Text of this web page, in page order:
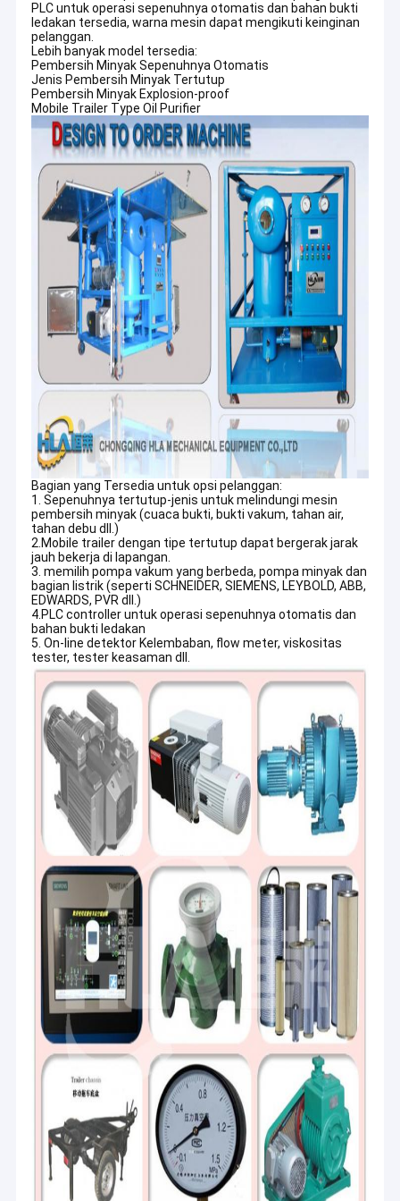
Tur Pabrik
Kontrol kualitas
Hubungi kami
Berita
Permintaan Penawaran
Mesin Pembersih Minyak Transformator
Mesin Filtrasi Minyak Transformator
Pembersih oli ponsel
pembersih minyak lube
Mesin Filtrasi Minyak Turbin
Mesin Pembersih Minyak Goreng
Unit Pompa Vakum
Sentrifugal Pembersih minyak
Kekosongan Pembersih minyak
Mesin Pembersih Minyak Portabel
Pemurni Minyak Bahan Bakar
Sistem Filtrasi Minyak Industri
Peralatan Pengujian Oli
Plat Frame Pembersih minyak
Bagian filter
PLC untuk operasi sepenuhnya otomatis dan bahan bukti
ledakan tersedia, warna mesin dapat mengikuti keinginan
pelanggan.
Lebih banyak model tersedia:
Pembersih Minyak Sepenuhnya Otomatis
Jenis Pembersih Minyak Tertutup
Pembersih Minyak Explosion-proof
Mobile Trailer Type Oil Purifier
Bagian yang Tersedia untuk opsi pelanggan:
1. Sepenuhnya tertutup-jenis untuk melindungi mesin
pembersih minyak (cuaca bukti, bukti vakum, tahan air,
tahan debu dll.)
2.Mobile trailer dengan tipe tertutup dapat bergerak jarak
jauh bekerja di lapangan.
3. memilih pompa vakum yang berbeda, pompa minyak dan
bagian listrik (seperti SCHNEIDER, SIEMENS, LEYBOLD, ABB,
EDWARDS, PVR dll.)
4.PLC controller untuk operasi sepenuhnya otomatis dan
bahan bukti ledakan
5. On-line detektor Kelembaban, flow meter, viskositas
tester, tester keasaman dll.
Ruang lingkup produk dan layanan kami mencakup berbagai
macam, termasuk pembersih minyak transformator, pembersih
oli turbin, pemurni minyak pelumas, penyaringan oli isolasi, daur
ulang oli motor, pemurnian minyak goreng, filtrasi oli hidrolik,
penyaringan oli roda gigi, filtrasi oli kompresor, udara pengering
dan peralatan pengujian relatif. Lini produk HLA memastikan
kinerja peralatan yang efisien, mengurangi masalah
pembuangan ekologis dan membantu pelanggan kami
menghemat uang.
Tergantung pada insinyur yang berpengalaman, dukungan
teknis sepenuhnya, desain canggih, garis pemeriksaan kualitas
yang ketat, layanan purna yang cepat dan luar biasa. Kami telah
mengabdikan upaya kami untuk merancang dan membangun
peralatan yang paling efektif, tahan lama, dan mudah digunakan
di pasaran saat ini.
HLA secara luas diterapkan dalam proyek-proyek gardu daya,
struktur baja, metalurgi, otomotif, kereta api, laut, tambang,
penerbangan, obat-obatan, bahan kimia, minyak bumi dll.
Kebijakan kami tentang kinerja dan perlindungan memotong
biaya perawatan, memperpanjang masa pakai peralatan,
menjaga peralatan tetap bekerja di efisiensi puncak, mencegah
waktu istirahat dan memenuhi persyaratan ekologi saat ini.